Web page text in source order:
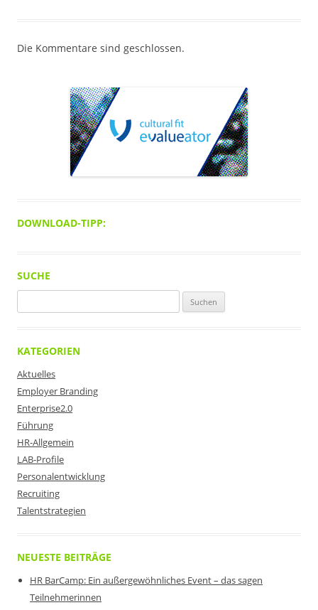
Die Kommentare sind geschlossen.
DOWNLOAD-TIPP:
SUCHE
nach:
KATEGORIEN
Aktuelles
Employer Branding
Enterprise2.0
Führung
HR-Allgemein
LAB-Profile
Personalentwicklung
Recruiting
Talentstrategien
NEUESTE BEITRÄGE
HR BarCamp: Ein außergewöhnliches Event – das sagen
Teilnehmerinnen